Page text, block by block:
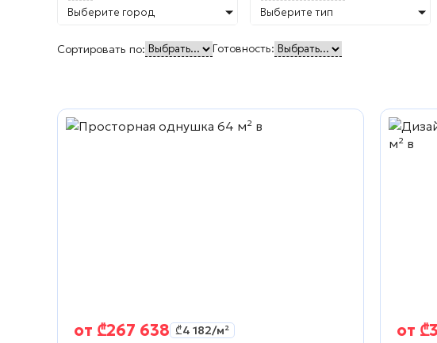
Выберите город Выберите тип
Сортировать по: Готовность:
от ₾267 638 ₾4 182/м² от ₾